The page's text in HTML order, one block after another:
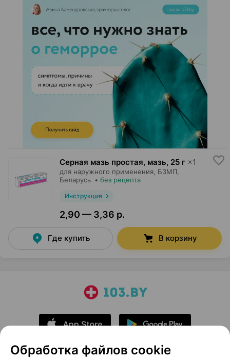
Серная мазь простая, мазь, 25 г ×1
для наружного применения, БЗМП
Беларусь • без рецепта
Инструкция
2,90 — 3,36 р.
Где купить В корзину
Обработка файлов cookie